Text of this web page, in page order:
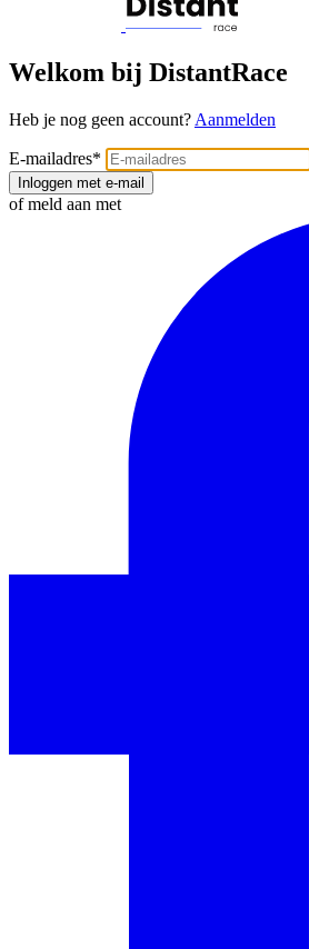
Welkom bij DistantRace
Heb je nog geen account? Aanmelden
E-mailadres*
Inloggen met e-mail
of meld aan met